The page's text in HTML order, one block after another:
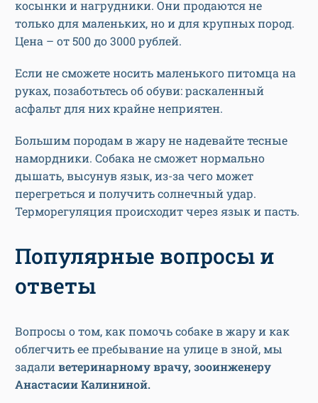
косынки и нагрудники. Они продаются не
только для маленьких, но и для крупных пород.
Цена – от 500 до 3000 рублей.
Если не сможете носить маленького питомца на
руках, позаботьтесь об обуви: раскаленный
асфальт для них крайне неприятен.
Большим породам в жару не надевайте тесные
намордники. Собака не сможет нормально
дышать, высунув язык, из-за чего может
перегреться и получить солнечный удар.
Терморегуляция происходит через язык и пасть.
Популярные вопросы и
ответы
Вопросы о том, как помочь собаке в жару и как
облегчить ее пребывание на улице в зной, мы
задаливетеринарному врачу, зооинженеру
Анастасии Калининой.